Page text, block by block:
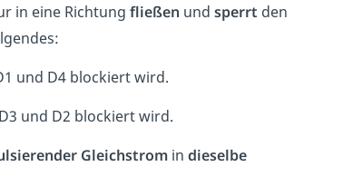
in eine Richtung fließen und sperrt den
und D4 blockiert wird.
und D2 blockiert wird.
Gleichstrom in dieselbe